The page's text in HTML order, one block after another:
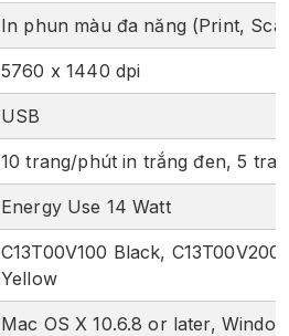
In phun màu đa năng (Print,
5760 x 1440 dpi
USB
10 trang/phút in trắng đen, 5
Energy Use 14 Watt
C13T00V100 Black,
Yellow
Mac OS X 10.6.8 or later,